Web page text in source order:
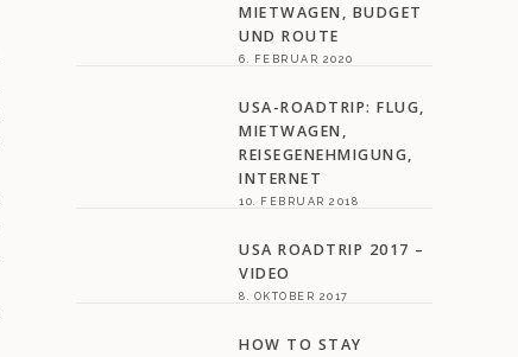
MIETWAGEN, BUDGET
UND ROUTE
6. FEBRUAR 2020
USA-ROADTRIP: FLUG,
MIETWAGEN,
REISEGENEHMIGUNG,
INTERNET
10. FEBRUAR 2018
USA ROADTRIP 2017 –
VIDEO
8. OKTOBER 2017
HOW TO STAY